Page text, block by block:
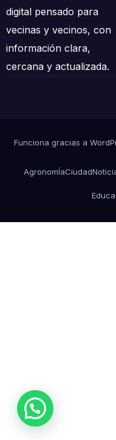
digital pensado para
vecinas y vecinos, con
información clara,
cercana y actualizada.
Funciona gracias a
AgronomÍaCiudad